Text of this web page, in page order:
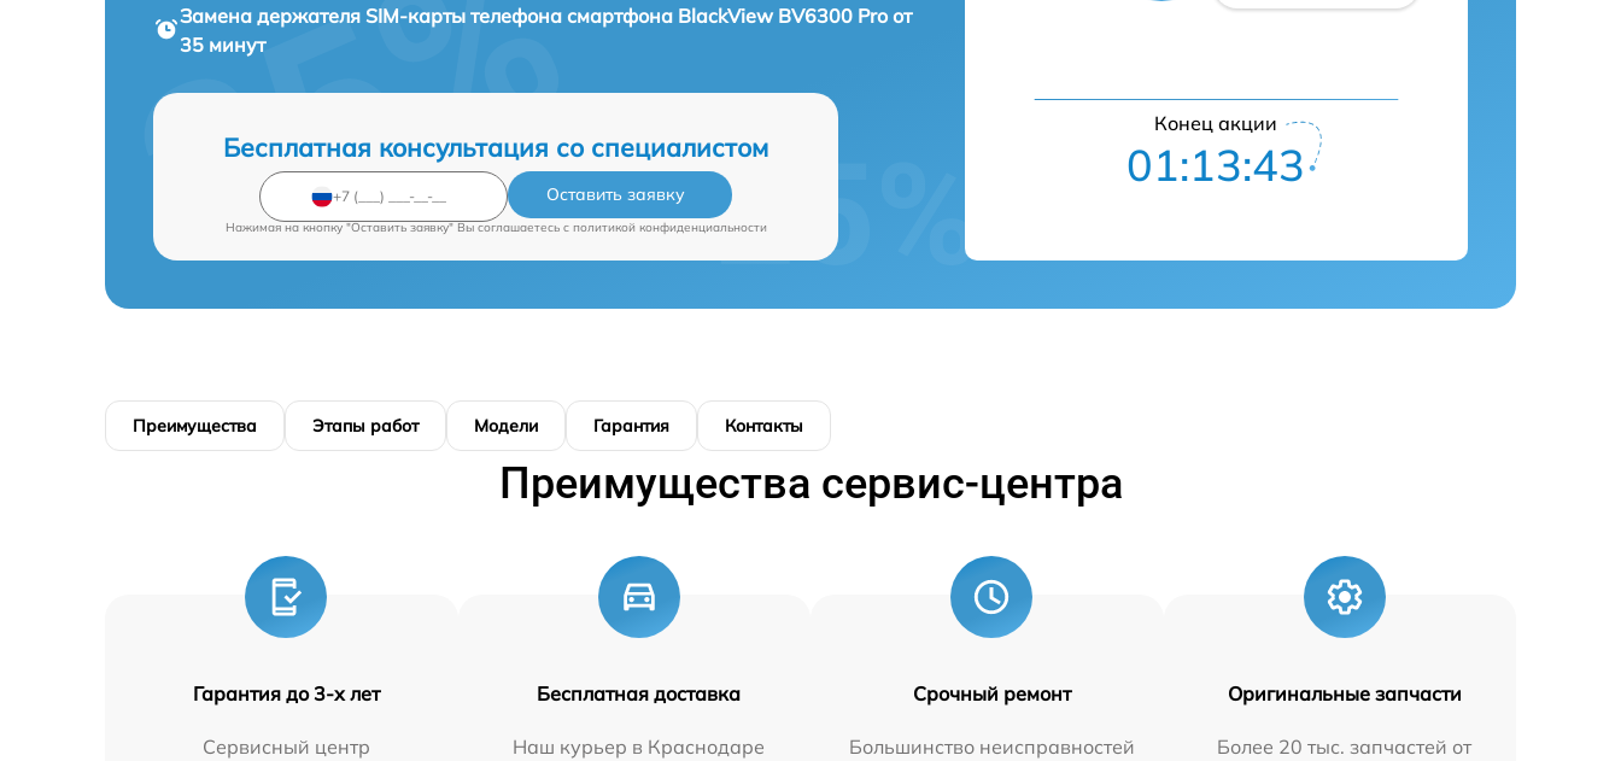
Замена держателя SIM-карты телефона смартфона BlackView BV6300 Pro от
35 минут
Бесплатная консультация со специалистом
Оставить заявку
Нажимая на кнопку "Оставить заявку" Вы соглашаетесь c политикой конфиденциальности
Конец акции
01:13:42
Преимущества Этапы работ Модели Гарантия Контакты
Преимущества сервис-центра
Гарантия до 3-х лет
Сервисный центр
Бесплатная доставка
Наш курьер в Краснодаре
Срочный ремонт
Большинство неисправностей
Оригинальные запчасти
Более 20 тыс. запчастей от